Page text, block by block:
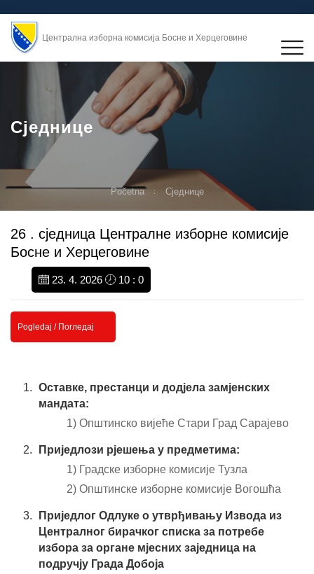
Централна изборна комисија Босне и Херцеговине
Сједнице
Početna Сједнице
26 . сједница Централне изборне комисије
Босне и Херцеговине
23. 4. 2026 10 : 0
Pogledaj / Погледај
Оставке, престанци и додјела замјенских
мандата:
1) Општинско вијеће Стари Град Сарајево
Приједлози рјешења у предметима:
1) Градске изборне комисије Тузла
2) Општинске изборне комисије Вогошћа
Приједлог Одлуке о утврђивању Извода из
Централног бирачког списка за потребе
избора за органе мјесних заједница на
подручју Града Добоја